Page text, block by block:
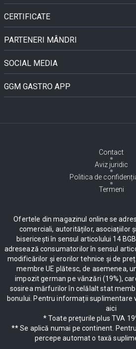
CERTIFICATE
PARTENERI MÂNDRI
SOCIAL MEDIA
GGM GASTRO APP
Contact
Aviz juridic
Politica de
Termeni
Ofertele din magazinul online se
comerciali, autorităților, asociațiilor
bisericești în sensul articolului 14
adresează consumatorilor în sensul
modificărilor și erorilor tehnice și de
membre UE plătesc, de asemenea,
impozit german pe vânzări (19%),
sosirea mărfurilor în celălalt stat
bonului. Pentru informații suplimentare
aici
* Toate prețurile plus TVA
** Se aplică numai pe continent.
percepe automat o taxă